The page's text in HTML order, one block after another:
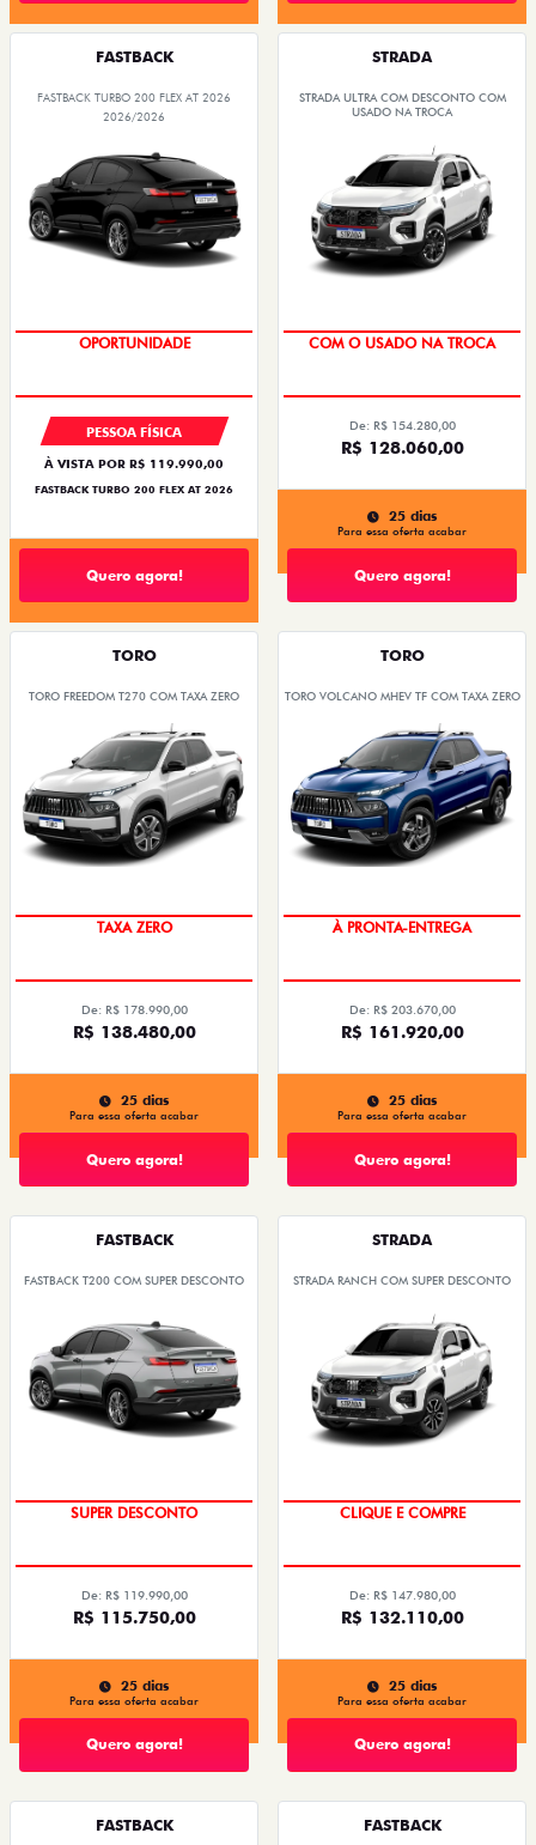
FASTBACK
FASTBACK TURBO 200 FLEX AT 2026
2026/2026
OPORTUNIDADE
PESSOA FÍSICA
À VISTA POR R$ 119.990,00
FASTBACK TURBO 200 FLEX AT 2026
Quero agora!
STRADA
STRADA ULTRA COM DESCONTO COM
USADO NA TROCA
COM O USADO NA TROCA
De: R$ 154.280,00
R$ 128.060,00
25 dias
Para essa oferta acabar
Quero agora!
TORO
TORO FREEDOM T270 COM TAXA ZERO
TAXA ZERO
De: R$ 178.990,00
R$ 138.480,00
25 dias
Para essa oferta acabar
Quero agora!
TORO
TORO VOLCANO MHEV TF COM TAXA ZERO
À PRONTA-ENTREGA
De: R$ 203.670,00
R$ 161.920,00
25 dias
Para essa oferta acabar
Quero agora!
FASTBACK
FASTBACK T200 COM SUPER DESCONTO
SUPER DESCONTO
De: R$ 119.990,00
R$ 115.750,00
25 dias
Para essa oferta acabar
Quero agora!
STRADA
STRADA RANCH COM SUPER DESCONTO
CLIQUE E COMPRE
De: R$ 147.980,00
R$ 132.110,00
25 dias
Para essa oferta acabar
Quero agora!
FASTBACK FASTBACK